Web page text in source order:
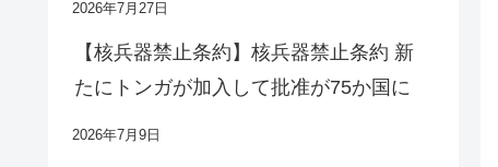
2026年7月27日
【核兵器禁止条約】核兵器禁止条約 新
たにトンガが加入して批准が75か国に
2026年7月9日